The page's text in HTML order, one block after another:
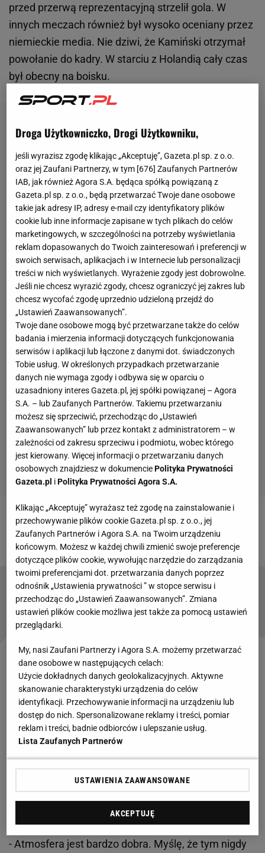
przed przerwą reprezentacyjną strzelił gola. W
innych meczach również był wysoko oceniany przez
niemieckie media. Nie dziwi, że Kamiński otrzymał
powołanie do kadry. W starciu z Holandią cały czas
był obecny na boisku.
Zobacz wideoWielkie transfery w Ekstraklasie.
"Kiedyś to było nie do pomyślenia"
Tak Barcelona chce rozwiązać sprawę
Lewandowskiego
Od tego musi zacząć reprezentacja Polski
Pojedynek z Holandią zakończył się remisem (1:1).
Rywale przeważali, ale Jan Urban w swoim debiucie
w roli selekcjonera zdobył z drużyną cenny punkt. Na
sobotniej konferencji prasowej Kamiński został
zapytany o to, jaka atmosfera panuje po przyjściu
nowego trenera. Zabrał również głos na temat
- Atmosfera jest bardzo dobra. Myślę, że tym nigdy
Droga Użytkowniczko, Drogi Użytkowniku,
jeśli wyrazisz zgodę klikając „Akceptuję”, Gazeta.pl sp. z o.o.
oraz jej Zaufani Partnerzy, w tym [676] Zaufanych Partnerów
IAB, jak również Agora S.A. będąca spółką powiązaną z
Gazeta.pl sp. z o.o., będą przetwarzać Twoje dane osobowe
takie jak adresy IP, adresy e-mail czy identyfikatory plików
cookie lub inne informacje zapisane w tych plikach do celów
marketingowych, w szczególności na potrzeby wyświetlania
reklam dopasowanych do Twoich zainteresowań i preferencji w
swoich serwisach, aplikacjach i w Internecie lub personalizacji
treści w nich wyświetlanych. Wyrażenie zgody jest dobrowolne.
Jeśli nie chcesz wyrazić zgody, chcesz ograniczyć jej zakres lub
chcesz wycofać zgodę uprzednio udzieloną przejdź do
„Ustawień Zaawansowanych”.
Twoje dane osobowe mogą być przetwarzane także do celów
badania i mierzenia informacji dotyczących funkcjonowania
serwisów i aplikacji lub łączone z danymi dot. świadczonych
Tobie usług. W określonych przypadkach przetwarzanie
danych nie wymaga zgody i odbywa się w oparciu o
uzasadniony interes Gazeta.pl, jej spółki powiązanej – Agora
S.A. – lub Zaufanych Partnerów. Takiemu przetwarzaniu
możesz się sprzeciwić, przechodząc do „Ustawień
Zaawansowanych” lub przez kontakt z administratorem – w
zależności od zakresu sprzeciwu i podmiotu, wobec którego
jest kierowany. Więcej informacji o przetwarzaniu danych
osobowych znajdziesz w dokumenciePolityka Prywatności
Gazeta.pl iPolityka Prywatności Agora S.A.
Klikając „Akceptuję” wyrażasz też zgodę na zainstalowanie i
przechowywanie plików cookie Gazeta.pl sp. z o.o., jej
Zaufanych Partnerów i Agora S.A. na Twoim urządzeniu
końcowym. Możesz w każdej chwili zmienić swoje preferencje
dotyczące plików cookie, wywołując narzędzie do zarządzania
twoimi preferencjami dot. przetwarzania danych poprzez
odnośnik „Ustawienia prywatności ” w stopce serwisu i
przechodząc do „Ustawień Zaawansowanych”. Zmiana
ustawień plików cookie możliwa jest także za pomocą ustawień
przeglądarki.
My, nasi Zaufani Partnerzy i Agora S.A. możemy przetwarzać
dane osobowe w następujących celach:
Użycie dokładnych danych geolokalizacyjnych. Aktywne
skanowanie charakterystyki urządzenia do celów
identyfikacji. Przechowywanie informacji na urządzeniu lub
dostęp do nich. Spersonalizowane reklamy i treści, pomiar
reklam i treści, badnie odbiorców i ulepszanie usług.
Lista Zaufanych Partnerów
USTAWIENIA ZAAWANSOWANE
AKCEPTUJĘ